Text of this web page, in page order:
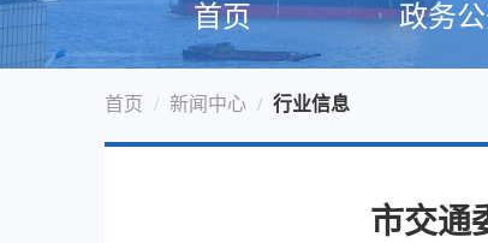
首页 政务
首页 新闻中心 行业信息
市交通